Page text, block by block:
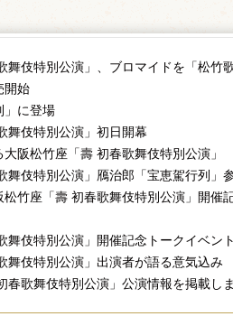
舞伎特別公演」、ブロマイドを「松竹
開始
」に登場
舞伎特別公演」初日開幕
阪松竹座「壽 初春歌舞伎特別公演」
舞伎特別公演」鴈治郎「宝恵駕行列」
竹座「壽 初春歌舞伎特別公演」開催
舞伎特別公演」開催記念トークイベン
舞伎特別公演」出演者が語る意気込み
春歌舞伎特別公演」公演情報を掲載し